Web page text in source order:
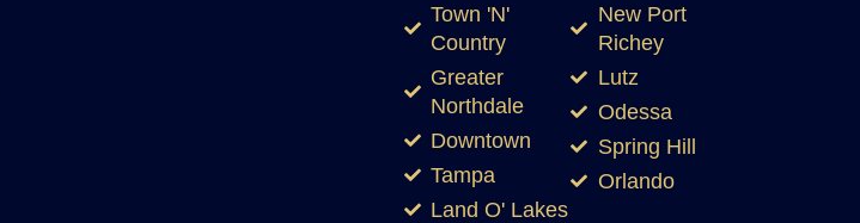
Town 'N'
Country
Greater
Northdale
Downtown
Tampa
Land O' Lakes
New Port
Richey
Lutz
Odessa
Spring Hill
Orlando